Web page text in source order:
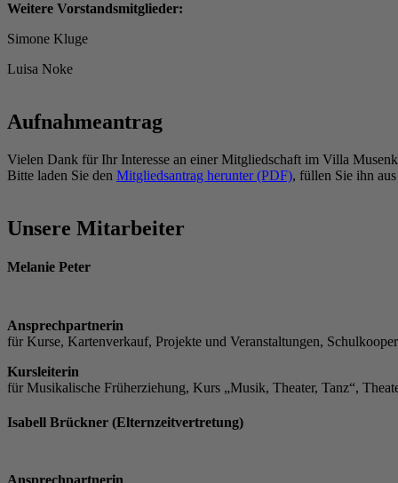
Weitere Vorstandsmitglieder:
Simone Kluge
Luisa Noke
Aufnahmeantrag
Vielen Dank für Ihr Interesse an einer Mitgliedschaft im Villa
Bitte laden Sie den Mitgliedsantrag herunter (PDF), füllen Sie ihn
Unsere Mitarbeiter
Melanie Peter
Ansprechpartnerin
für Kurse, Kartenverkauf, Projekte und Veranstaltungen,
Kursleiterin
für Musikalische Früherziehung, Kurs „Musik, Theater, Tanz“,
Isabell Brückner (Elternzeitvertretung)
Ansprechpartnerin